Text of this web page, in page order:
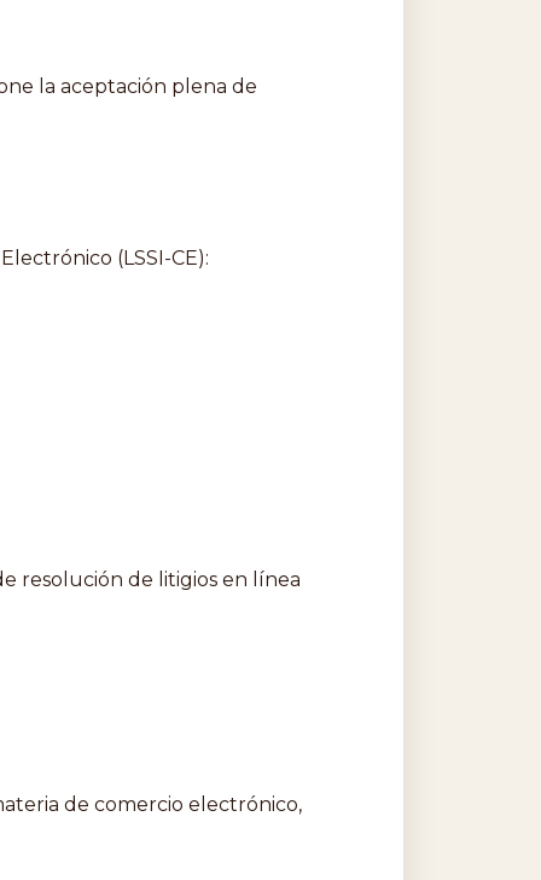
la aceptación plena de
(LSSI-CE):
resolución de litigios en línea
de comercio electrónico,